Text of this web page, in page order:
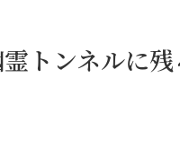
トンネルに